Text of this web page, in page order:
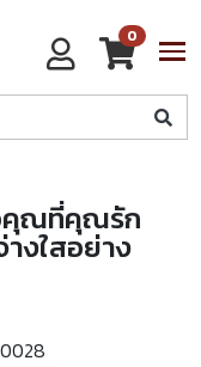
0
คุณที่คุณรัก
งใสอย่าง